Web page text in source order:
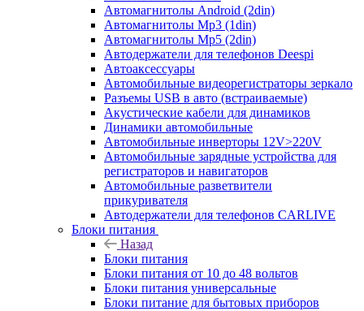
Автомагнитолы Android (2din)
Автомагнитолы Mp3 (1din)
Автомагнитолы Mp5 (2din)
Автодержатели для телефонов Deespi
Автоаксессуары
Автомобильные видеорегистраторы зеркало
Разъемы USB в авто (встраиваемые)
Акустические кабели для динамиков
Динамики автомобильные
Автомобильные инверторы 12V>220V
Автомобильные зарядные устройства для
регистраторов и навигаторов
Автомобильные разветвители
прикуривателя
Автодержатели для телефонов CARLIVE
Блоки питания
Назад
Блоки питания
Блоки питания от 10 до 48 вольтов
Блоки питания универсальные
Блоки питание для бытовых приборов